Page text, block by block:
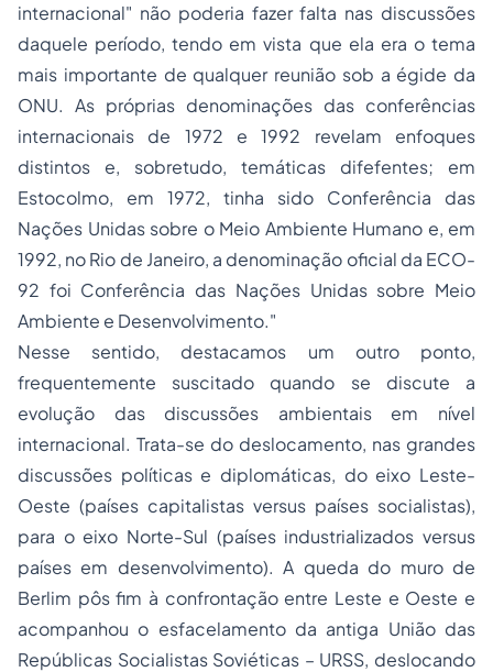
internacional" não poderia fazer falta nas discussões
daquele período, tendo em vista que ela era o tema
mais importante de qualquer reunião sob a égide da
ONU. As próprias denominações das conferências
internacionais de 1972 e 1992 revelam enfoques
distintos e, sobretudo, temáticas difefentes; em
Estocolmo, em 1972, tinha sido Conferência das
Nações Unidas sobre o Meio Ambiente Humano e, em
1992, no Rio de Janeiro, a denominação oficial da ECO-
92 foi Conferência das Nações Unidas sobre Meio
Ambiente e Desenvolvimento."
Nesse sentido, destacamos um outro ponto,
frequentemente suscitado quando se discute a
evolução das discussões ambientais em nível
internacional. Trata-se do deslocamento, nas grandes
discussões políticas e diplomáticas, do eixo Leste-
Oeste (países capitalistas versus países socialistas),
para o eixo Norte-Sul (países industrializados versus
países em desenvolvimento). A queda do muro de
Berlim pôs fim à confrontação entre Leste e Oeste e
acompanhou o esfacelamento da antiga União das
Repúblicas Socialistas Soviéticas – URSS, deslocando